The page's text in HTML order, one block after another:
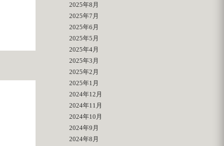
2025年8月
2025年7月
2025年6月
2025年5月
2025年4月
2025年3月
2025年2月
2025年1月
2024年12月
2024年11月
2024年10月
2024年9月
2024年8月